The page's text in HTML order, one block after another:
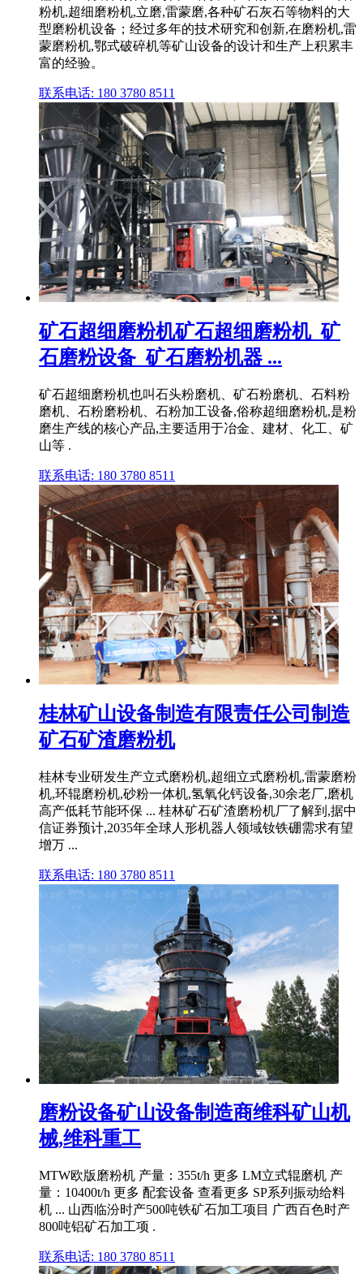
粉机,超细磨粉机,立磨,雷蒙磨,各种矿石灰石等物料的大
型磨粉机设备；经过多年的技术研究和创新,在磨粉机,雷
蒙磨粉机,鄂式破碎机等矿山设备的设计和生产上积累丰
富的经验。
联系电话: 180 3780 8511
矿石超细磨粉机矿石超细磨粉机_矿
石磨粉设备_矿石磨粉机器 ...
矿石超细磨粉机也叫石头粉磨机、矿石粉磨机、石料粉
磨机、石粉磨粉机、石粉加工设备,俗称超细磨粉机,是粉
磨生产线的核心产品,主要适用于冶金、建材、化工、矿
山等 .
联系电话: 180 3780 8511
桂林矿山设备制造有限责任公司制造
矿石矿渣磨粉机
桂林专业研发生产立式磨粉机,超细立式磨粉机,雷蒙磨粉
机,环辊磨粉机,砂粉一体机,氢氧化钙设备,30余老厂,磨机
高产低耗节能环保 ... 桂林矿石矿渣磨粉机厂了解到,据中
信证券预计,2035年全球人形机器人领域钕铁硼需求有望
增万 ...
联系电话: 180 3780 8511
磨粉设备矿山设备制造商维科矿山机
械,维科重工
MTW欧版磨粉机 产量：355t/h 更多 LM立式辊磨机 产
量：10400t/h 更多 配套设备 查看更多 SP系列振动给料
机 ... 山西临汾时产500吨铁矿石加工项目 广西百色时产
800吨铝矿石加工项 .
联系电话: 180 3780 8511